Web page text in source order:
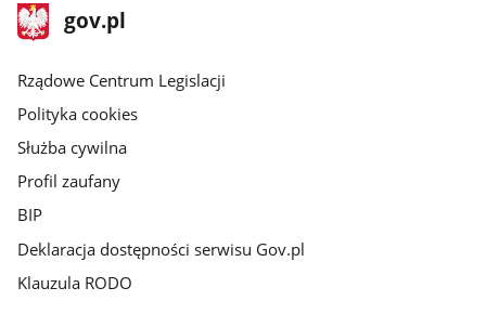
stopka
gov.plStrona
gov.pl
Rządowe Centrum Legislacji
Polityka cookies
Służba cywilna
Profil zaufany
BIP
Deklaracja dostępności serwisu Gov.pl
Klauzula RODO